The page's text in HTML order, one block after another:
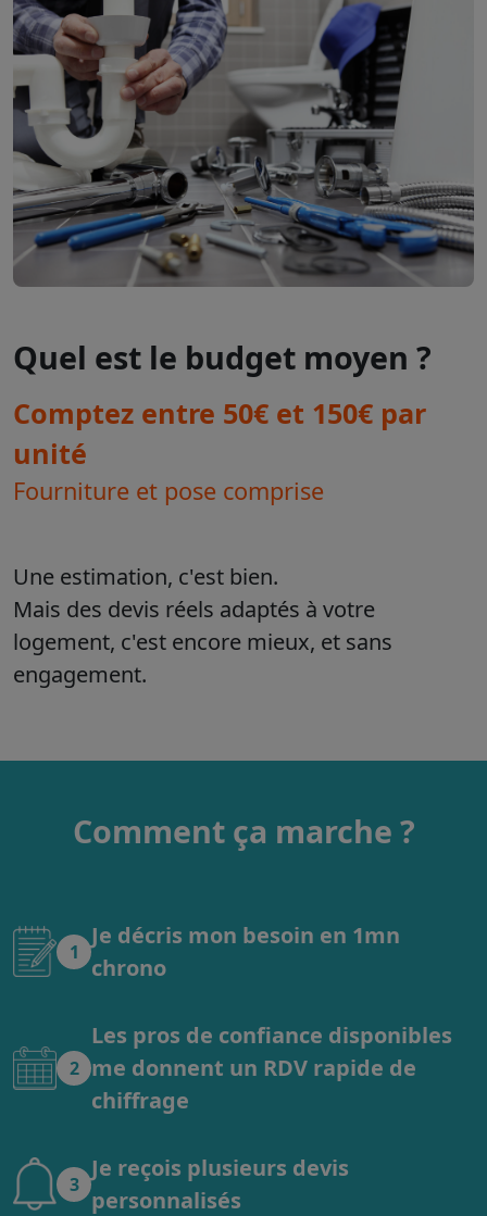
Quel est le budget moyen ?
Comptez entre 50€ et 150€ par
unité
Fourniture et pose comprise
Une estimation, c'est bien.
Mais des devis réels adaptés à votre
logement, c'est encore mieux, et sans
engagement.
Comment ça marche ?
1
Je décris mon besoin en 1mn
chrono
2
Les pros de confiance disponibles
me donnent un RDV rapide de
chiffrage
3
Je reçois plusieurs devis
personnalisés